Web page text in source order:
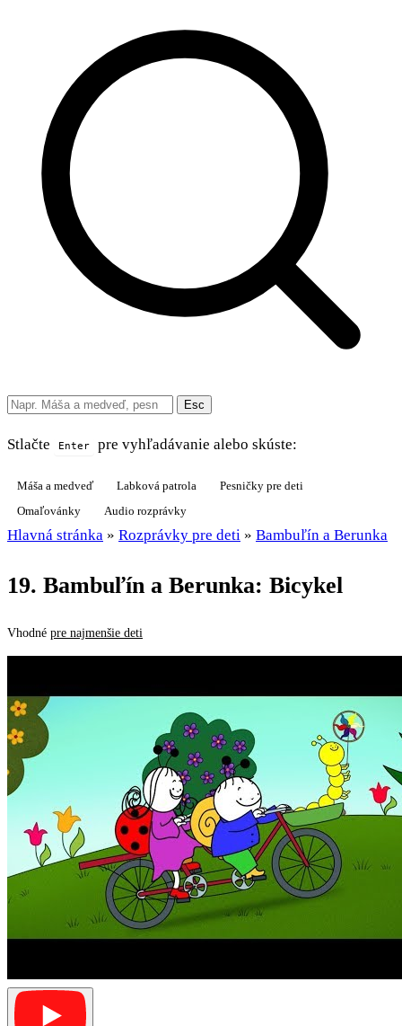
Esc
Stlačte Enter pre vyhľadávanie alebo skúste:
Máša a medveď Labková patrola
Pesničky pre deti
Omaľovánky
Audio rozprávky
Hlavná stránka » Rozprávky pre deti » Bambuľín a Berunka
19. Bambuľín a Berunka: Bicykel
Vhodné pre najmenšie deti